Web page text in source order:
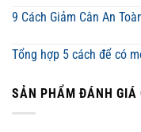
9 Cách Giảm Cân An
Tổng hợp 5 cách để có
SẢN PHẨM ĐÁNH GIÁ